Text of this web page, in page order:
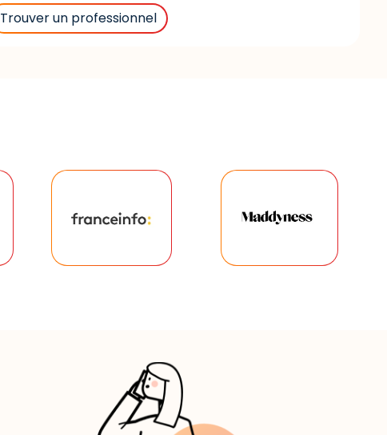
Trouver un professionnel